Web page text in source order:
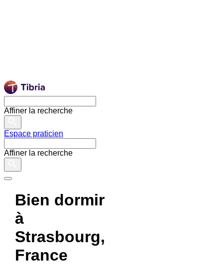
Affiner la recherche
Espace praticien
Affiner la recherche
Bien dormir
à
Strasbourg,
France